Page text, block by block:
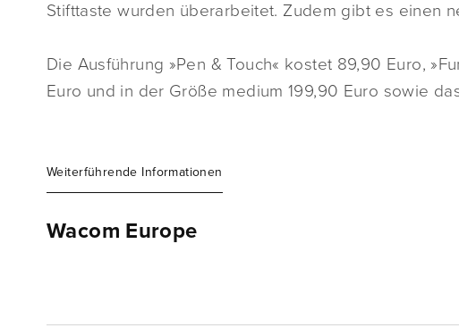
Stifttaste wurden überarbeitet. Zudem gibt es einen
Die Ausführung »Pen & Touch« kostet 89,90 Euro,
Euro und in der Größe medium 199,90 Euro sowie
Weiterführende Informationen
Wacom Europe